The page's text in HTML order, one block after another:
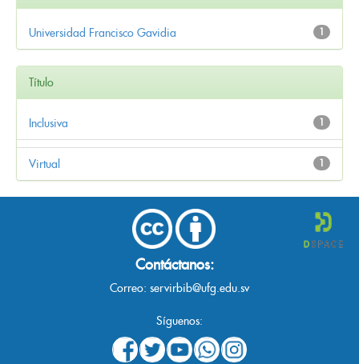
1
Universidad Francisco Gavidia
Título
1
Inclusiva
1
Virtual
Contáctanos:
Correo: servirbib@ufg.edu.sv
Síguenos: